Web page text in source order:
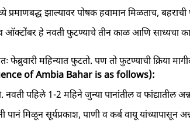
प्रमाणबद्ध झाल्यावर पोषक हवामान मिळताच,
ऑक्टोंबर हे नवती फुटण्याचे तीन काळ आणि साध्यचा
फेब्रुवारी महिन्यात फुटतो. पण तो फुटण्याची क्रिया
of Ambia Bahar is as follows):
नवती पहिले 1-2 महिने जुन्या पानांतील व फांद्यातील
पानं मिळून सूर्यप्रकाश, पाणी व कर्ब वायू यांच्यापासून